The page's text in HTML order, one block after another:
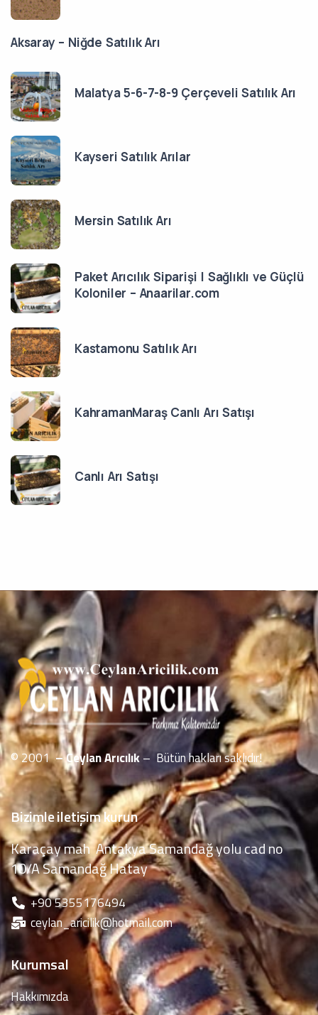
Aksaray – Niğde Satılık Arı
Malatya 5-6-7-8-9 Çerçeveli Satılık Arı
Kayseri Satılık Arılar
Mersin Satılık Arı
Paket Arıcılık Siparişi | Sağlıklı ve Güçlü
Koloniler – Anaarilar.com
Kastamonu Satılık Arı
KahramanMaraş Canlı Arı Satışı
Canlı Arı Satışı
© 2001– Ceylan Arıcılık– Bütün hakları saklıdır!
Bizimle iletişim kurun
Karaçay mah Antakya Samandağ yolu cad no
10/A Samandağ Hatay
‪+90 5355176494
ceylan_aricilik@hotmail.com
Kurumsal
Hakkımızda